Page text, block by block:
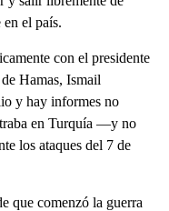
el país.
con el presidente
Hamas, Ismail
y hay informes no
en Turquía —y no
los ataques del 7 de
que comenzó la guerra